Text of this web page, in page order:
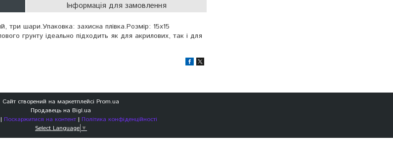
Інформація для замовлення
шари.Упаковка: захисна плівка.Розмір: 15х15
грунту ідеально підходить як для акрилових, так і для
Сайт створений на маркетплейсі Prom.ua
Продавець на Bigl.ua
Accent-office | Поскаржитися на контент | Політика конфіденційності
Select Language ▼